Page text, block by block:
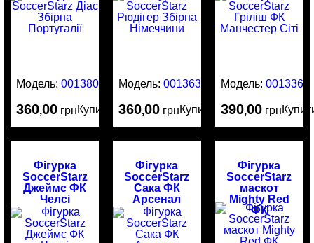
Модель:0013801
360,00 грнКупити
Модель:0013635
360,00 грнКупити
Модель: 0013369
390,00 грн
Фігурка
SoccerStarz
Джеймс ФК
Челсі
Фігурка
SoccerStarz
Сака ФК
Арсенал
Фігурка
SoccerStarz
маскот
Mighty Red
ФК
Ліверпуль